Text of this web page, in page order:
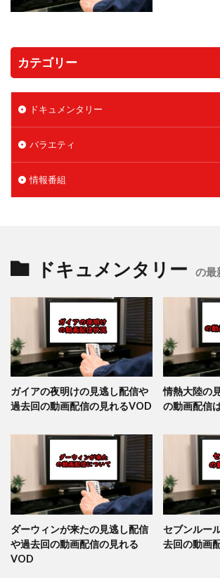
カテゴリー
ドキュメンタリー
バラエティ
情報番組
ドキュメンタリー の最
ガイアの夜明けの見逃し配信や
過去回の動画配信の見れるVOD
情熱大陸の
の動画配信
ダーウィンが来たの見逃し配信
や過去回の動画配信の見れる
VOD
セブンルー
去回の動画